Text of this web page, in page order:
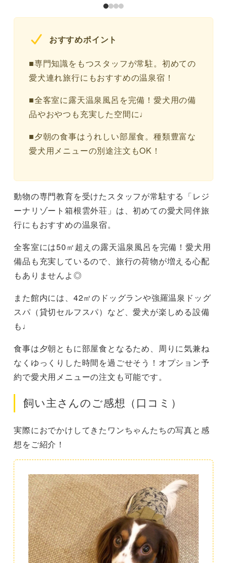
おすすめポイント
■専門知識をもつスタッフが常駐。初めての
愛犬連れ旅行にもおすすめの温泉宿！
■全客室に露天温泉風呂を完備！愛犬用の備
品やおやつも充実した空間に♩
■夕朝の食事はうれしい部屋食。種類豊富な
愛犬用メニューの別途注文もOK！
動物の専門教育を受けたスタッフが常駐する「レジ
ーナリゾート箱根雲外荘」は、初めての愛犬同伴旅
行にもおすすめの温泉宿。
全客室には50㎡超えの露天温泉風呂を完備！愛犬用
備品も充実しているので、旅行の荷物が増える心配
もありませんよ◎
また館内には、42㎡のドッグランや強羅温泉ドッグ
スパ（貸切セルフスパ）など、愛犬が楽しめる設備
も♩
食事は夕朝ともに部屋食となるため、周りに気兼ね
なくゆっくりした時間を過ごせそう！オプション予
約で愛犬用メニューの注文も可能です。
飼い主さんのご感想（口コミ）
実際におでかけしてきたワンちゃんたちの写真と感
想をご紹介！